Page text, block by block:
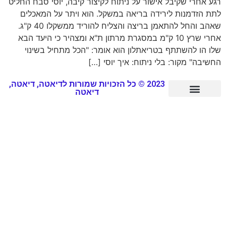
לתת הזדמנות לירידה בריאה במשקל. הוא ויתר על המאכלים
שאהב והחל להתאמן בריצה והצליח להוריד ממשקלו 40 ק"ג.
אחרי שרץ 10 ק"מ במסגרת מרתון ת"א ומצהיר כי היעד הבא
שלו הו להשתתף בטריאתלון הוא אומר: "הכל מתחיל בשינוי
החשיבה" מקור: בלי ניתוח: איך יוסי […]
2023 © כל הזכויות שמורות לדיאטה, דיאטה,
דיאטה